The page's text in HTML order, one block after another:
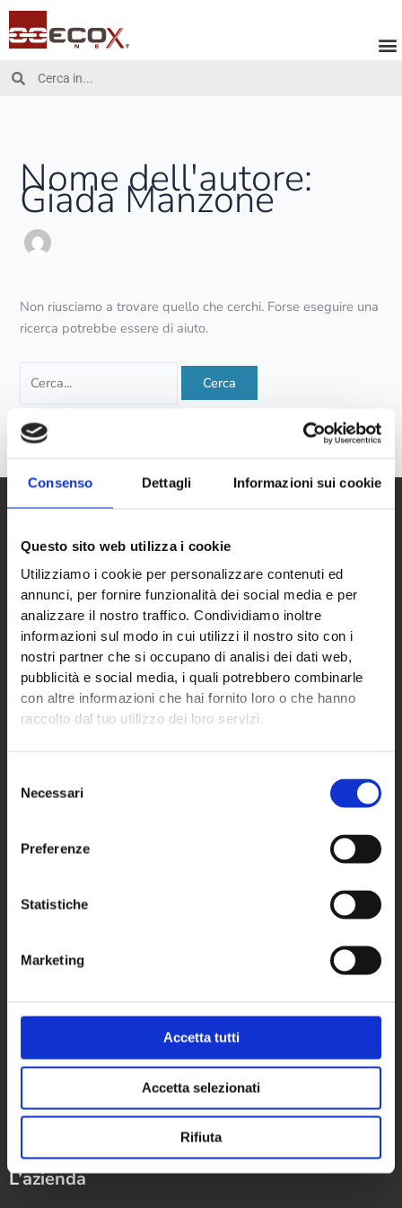
Consenso Dettagli Informazioni sui cookie
Questo sito web utilizza i cookie
Utilizziamo i cookie per personalizzare contenuti ed
annunci, per fornire funzionalità dei social media e per
analizzare il nostro traffico. Condividiamo inoltre
informazioni sul modo in cui utilizzi il nostro sito con i
nostri partner che si occupano di analisi dei dati web,
pubblicità e social media, i quali potrebbero combinarle
con altre informazioni che hai fornito loro o che hanno
raccolto dal tuo utilizzo dei loro servizi.
delNecessari
Preferenze
Statistiche
Marketing
Accetta tutti
Accetta selezionati
Rifiuta
Vai
al
contenuto
Cerca Cerca
Nome dell'autore:
Giada Manzone
Non riusciamo a trovare quello che cerchi. Forse eseguire una
ricerca potrebbe essere di aiuto.
Cerca:
ECO NEXT S.p.A.
Settori
Prove e testing
L’azienda